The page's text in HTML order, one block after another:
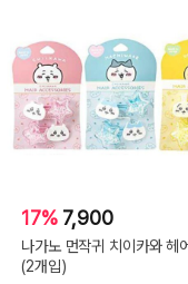
17% 7,900
나가노 먼작귀 치이카와 헤
(2개입)